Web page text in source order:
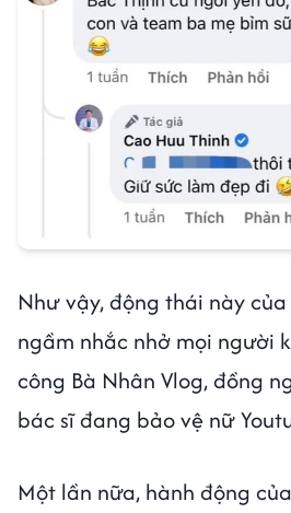
Như vậy, động thái này
ngầm nhắc nhở mọi người
công Bà Nhân Vlog, đồng
bác sĩ đang bảo vệ nữ
Một lần nữa, hành động